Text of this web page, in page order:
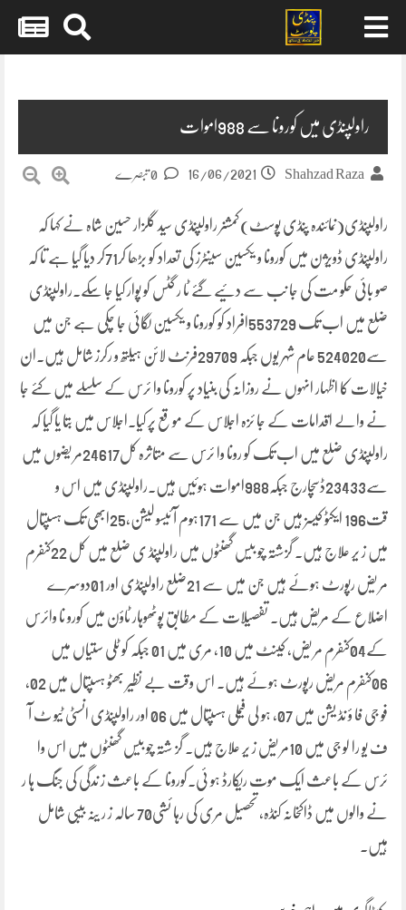
راولپنڈی میں کورونا سے 988اموات
Shahzad Raza
16/06/2021
راولپنڈی(نمائندہ پنڈی پوسٹ)کمشنر راولپنڈی سید گلزار حسین شاہ نے کہا کہ
راولپنڈی ڈویژن میں کورونا و یکسین سینٹرز کی تعداد کو بڑھا کر71کر دیا گیا ہے تا کہ
صو بائی حکو مت کی جا نب سے دئیے گئے ٹا ر گٹس کو پوار کیا جا سکے۔راولپنڈی
ضلع میں اب تک 553729افراد کو کورونا و یکسین لگائی جا چکی ہے جن میں
سے524020 عام شہر یوں جبکہ 29709فرنٹ لائن ہیلتھ و رکرز شامل ہیں۔ان
خیالات کا اظہار انہوں نے روزانہ کی بنیاد پر کورونا وا ئرس کے سلسلے میں کئے جا
نے والے اقدامات کے جا ئزہ اجلاس کے مو قع پر کیا۔اجلاس میں بتا یا گیا کہ
راولپنڈی ضلع میں اب تک کو رونا وا ئرس سے متاثرہ کل24617مر یضوں میں
سے23433ڈسچارج جبکہ988اموات ہوئیں ہیں۔راولپنڈی میں اس و
قت196 ایکٹو کیسز ہیں جن میں سے 171ہوم آ ئیسو لیشن،25ابھی تک ہسپتال
میں ز یر علاج ہیں۔ گزشتہ چو بیس گھنٹوں میں راولپنڈ ی ضلع میں کل 22کنفرم
مر یض رپورٹ ہوئے ہیں جن میں سے 21ضلع راولپنڈی اور 01دوسرے
اضلاع کے مریض ہیں۔ تفصیلات کے مطابق پوٹھوہار ٹاؤن میں کورو نا وائرس
کے04کنفرم مر یض، کینٹ میں 10، مری میں 01 جبکہ کو ٹلی ستیاں میں
06کنفرم مریض رپورٹ ہوئے ہیں۔ اس وقت بے نظیر بھٹو ہسپتال میں 02،
فو جی فا ؤ نڈ یشن میں 07، ہو لی فیملی ہسپتال میں 06 اور راولپنڈی انسٹی ٹیو ٹ آ
ف یو را لو جی میں 10مر یض ز یر علاج ہیں۔ گز شتہ چو بیس گھنٹوں میں اس وا
ئرس کے باعث ایک موت ریکارڈ ہو ئی۔کورونا کے باعث ز ندگی کی جنگ ہا ر
نے والوں میں ڈاکخانہ کنڈہ، تحصیل مری کی رہا ئشی70 سالہ ز ر ینہ بیبی شامل
ہیں۔